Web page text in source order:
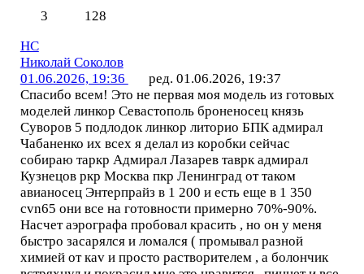
3
128
НС
Николай Соколов
01.06.2026, 19:36
ред. 01.06.2026, 19:37
Спасибо всем! Это не первая моя модель из готовых
моделей линкор Севастополь броненосец князь
Суворов 5 подлодок линкор литорио БПК адмирал
Чабаненко их всех я делал из коробки сейчас
собираю таркр Адмирал Лазарев таврк адмирал
Кузнецов ркр Москва пкр Ленинград от таком
авианосец Энтерпрайз в 1 200 и есть еще в 1 350
cvn65 они все на готовности примерно 70%-90%.
Насчет аэрографа пробовал красить , но он у меня
быстро засарялся и ломался ( промывал разной
химией от каv и просто растворителем , а болончик